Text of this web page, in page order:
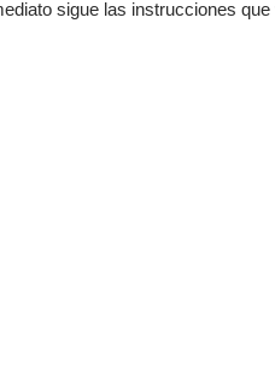
sigue las instrucciones